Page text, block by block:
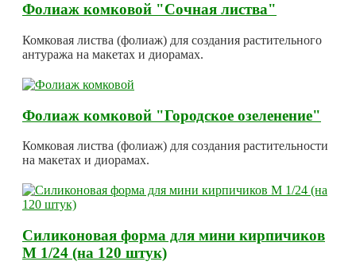
Фолиаж комковой "Сочная листва"
Комковая листва (фолиаж) для создания растительного
антуража на макетах и диорамах.
Фолиаж комковой "Городское озеленение"
Комковая листва (фолиаж) для создания растительности
на макетах и диорамах.
Силиконовая форма для мини кирпичиков
М 1/24 (на 120 штук)